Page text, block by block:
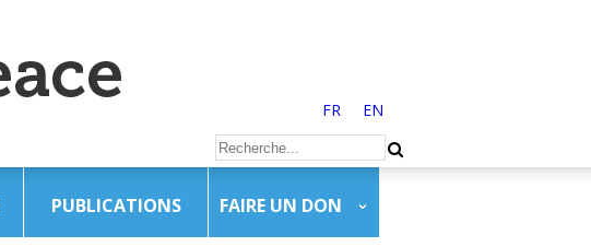
FR EN
PUBLICATIONS FAIRE UN DON